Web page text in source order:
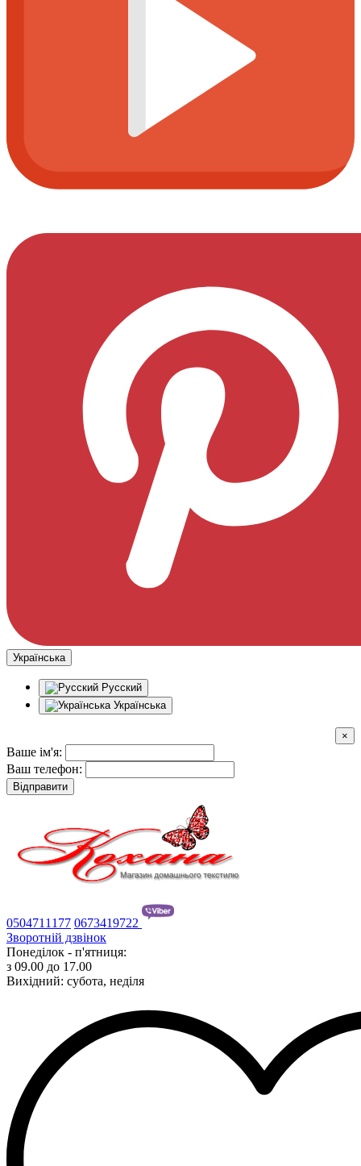
Українська
Русский
Українська
×
Ваше ім'я:
Ваш телефон:
Відправити
0504711177 0673419722
Зворотній дзвінок
Понеділок - п'ятниця:
з 09.00 до 17.00
Вихідний: субота, неділя